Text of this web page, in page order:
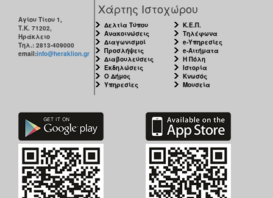
Αγίου Τίτου 1,
Τ.Κ. 71202,
Ηράκλειο
Τηλ.: 2813-409000
email:info@heraklion.gr
Χάρτης Ιστοχώρου
Δελτία Τύπου
Ανακοινώσεις
Διαγωνισμοί
Προσλήψεις
Διαβουλεύσεις
Εκδηλώσεις
Ο Δήμος
Υπηρεσίες
Κ.Ε.Π.
Τηλέφωνα
e-Υπηρεσίες
e-Αιτήματα
Η Πόλη
Ιστορία
Κνωσός
Μουσεία